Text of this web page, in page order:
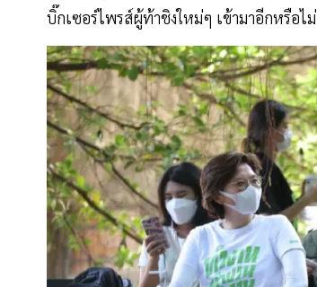
บิ๊กเซอร์ไพรส์ผู้ท้าชิงใหม่ๆ เข้ามาอีกหรือไม่